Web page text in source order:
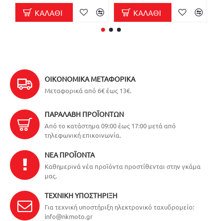
ΚΑΛΆΘΙ ΚΑΛΆΘΙ
ΟΙΚΟΝΟΜΙΚΆ ΜΕΤΑΦΟΡΙΚΆ
Μεταφορικά από 6€ έως 13€.
ΠΑΡΑΛΑΒΉ ΠΡΟΪΌΝΤΩΝ
Από το κατάστημα 09:00 έως 17:00 μετά από
τηλεφωνική επικοινωνία.
ΝΈΑ ΠΡΟΪΌΝΤΑ
Καθημερινά νέα προϊόντα προστίθενται στην γκάμα
μας.
ΤΕΧΝΙΚΉ ΥΠΟΣΤΉΡΙΞΗ
Για τεχνική υποστήριξη ηλεκτρονικό ταχυδρομείο:
info@nkmoto.gr